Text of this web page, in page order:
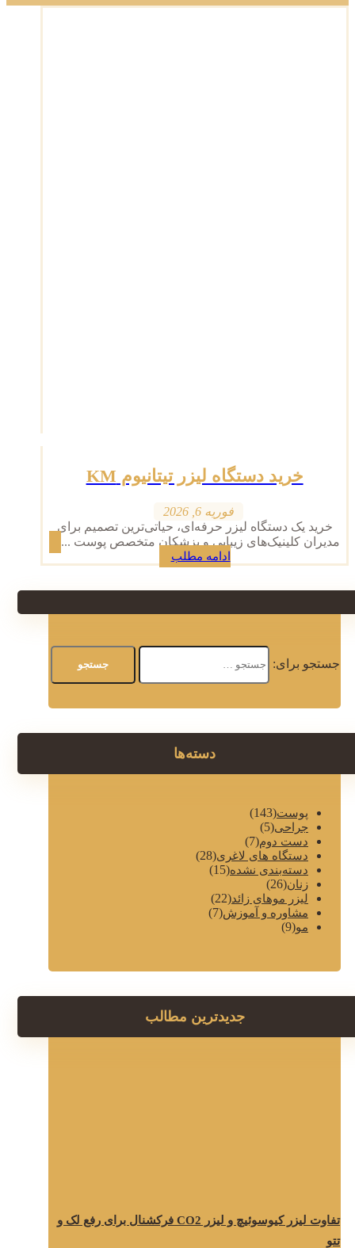
خرید دستگاه لیزر تیتانیوم KM
فوریه 6, 2026
خرید یک دستگاه لیزر حرفه‌ای، حیاتی‌ترین تصمیم برای
مدیران کلینیک‌های زیبایی و پزشکان متخصص پوست ...
ادامه مطلب
جستجو برای:
دسته‌ها
پوست(143)
جراحی(5)
دست دوم(7)
دستگاه های لاغری(28)
دسته‌بندی نشده(15)
زنان(26)
لیزر موهای زائد(22)
مشاوره و آموزش(7)
مو(9)
جدیدترین مطالب
تفاوت لیزر کیوسوئیچ و لیزر CO2 فرکشنال برای رفع لک و
تتو